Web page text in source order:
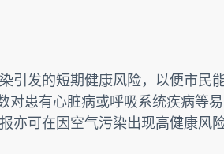
发的短期健康风险，以便市民
患有心脏病或呼吸系统疾病等
可在因空气污染出现高健康风